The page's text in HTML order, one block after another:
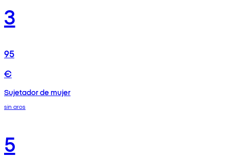
3
95
€
Sujetador de mujer
sin aros
5